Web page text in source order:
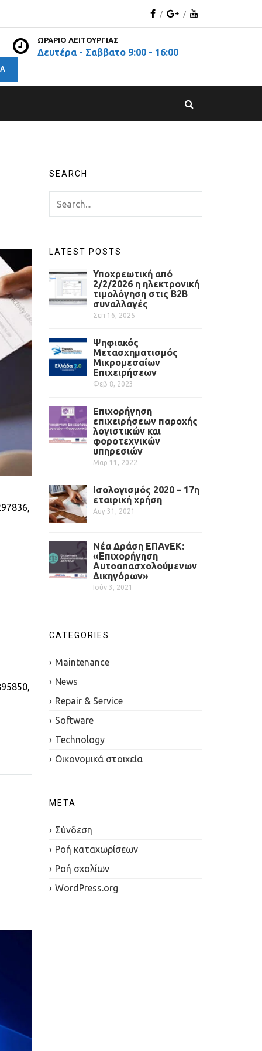
ΩΡΆΡΙΟ ΛΕΙΤΟΥΡΓΊΑΣ
Δευτέρα - Σαββατο 9:00 - 16:00
SEARCH
LATEST POSTS
Υποχρεωτική από
2/2/2026 η ηλεκτρονική
τιμολόγηση στις Β2Β
συναλλαγές
Σεπ 16, 2025
Ψηφιακός
Μετασχηματισμός
Μικρομεσαίων
Επιχειρήσεων
Φεβ 8, 2023
Επιχορήγηση
επιχειρήσεων παροχής
λογιστικών και
φοροτεχνικών
υπηρεσιών
Μαρ 11, 2022
Iσολογισμός 2020 – 17η
εταιρική χρήση
Αυγ 31, 2021
Νέα Δράση ΕΠΑνΕΚ:
«Επιχορήγηση
Αυτοαπασχολούμενων
Δικηγόρων»
Ιούν 3, 2021
CATEGORIES
Maintenance
News
Repair & Service
Software
Technology
Οικονομικά στοιχεία
META
Σύνδεση
Ροή καταχωρίσεων
Ροή σχολίων
WordPress.org